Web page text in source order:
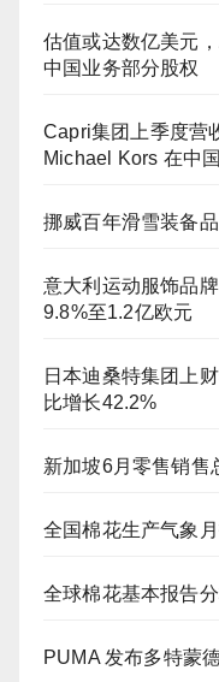
估值或达数亿美元
中国业务部分股权
Capri集团上季度营
Michael Kors 在中
挪威百年滑雪装备
意大利运动服饰品
9.8%至1.2亿欧元
日本迪桑特集团上
比增长42.2%
新加坡6月零售销售
全国棉花生产气象
全球棉花基本报告
PUMA 发布多特蒙